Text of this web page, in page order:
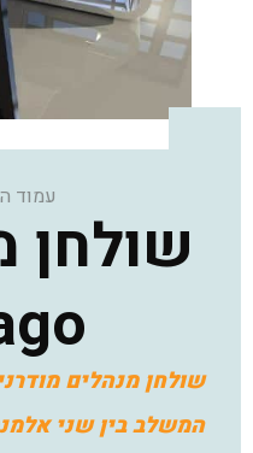
עמוד
שולחן
שולחן מנהלים
המשלב בין שני